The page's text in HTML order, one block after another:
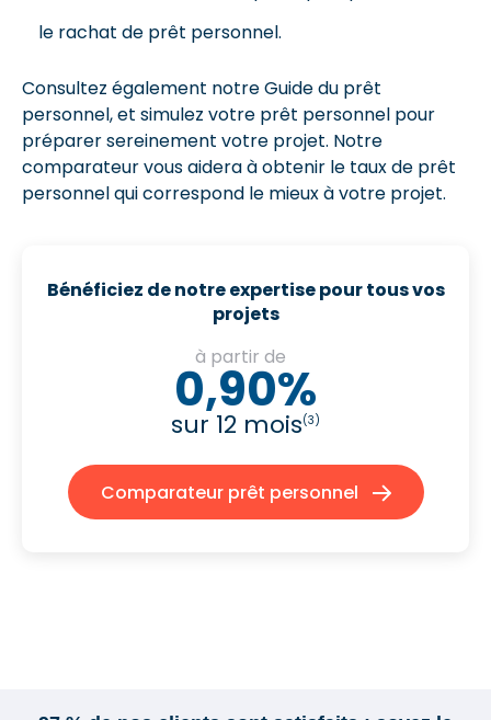
le rachat de prêt personnel.
Consultez également notre Guide du prêt
personnel, et simulez votre prêt personnel pour
préparer sereinement votre projet. Notre
comparateur vous aidera à obtenir le taux de prêt
personnel qui correspond le mieux à votre projet.
Bénéficiez de notre expertise pour tous vos
projets
à partir de
0,90%
sur 12 mois(3)
Comparateur prêt personnel